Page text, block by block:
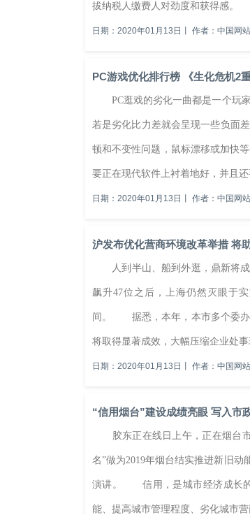
拔纳税人缴费人对劲度和获得感
日期：2020年01月13日 作者：中国网
PC游戏优化排行榜 《生化危机2
PC逛戏的劣化一曲都是一个玩家
若是劣化比力差就会呈现一些负面
顿和不变性问题，鼠标漂移或加快
要正在现代软件上衬着地好，并且
日期：2020年01月13日 作者：中国网
沪发布优化营商环境改革举措 将
人到半山、船到外逛，鼎新将成
飙升47位之后，上海仍然灭眼于
间。 据悉，本年，本市多个委办
将取得显著成效，大幅压缩企业处
日期：2020年01月13日 作者：中国网
“信用烟台”建设成绩亮眼 写入市
胶东正在线日上午，正在烟台市
名”做为2019年烟台结实推进新旧
演讲。 信用，是城市经济成长的
能、提高城市管理程度、劣化城市